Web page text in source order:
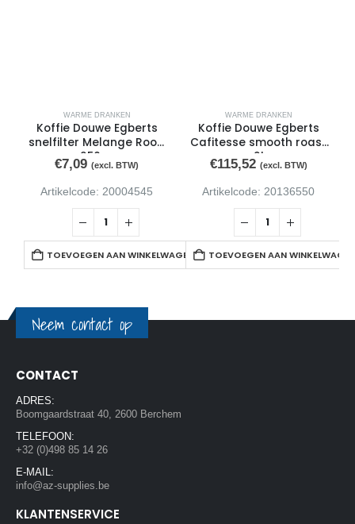
WARME DRANKEN
Koffie Douwe Egberts
snelfilter Melange Rood
250gr
€7,09 (excl. BTW)
Artikelcode: 20004545
TOEVOEGEN AAN WINKELWAGEN
WARME DRANKEN
Koffie Douwe Egberts
Cafitesse smooth roast
2l
€115,52 (excl. BTW)
Artikelcode: 20136550
TOEVOEGEN AAN
Neem contact op
CONTACT
ADRES:
Boomgaardstraat 40, 2600 Berchem
TELEFOON:
+32 (0)498 85 14 26
E-MAIL:
info@az-supplies.be
KLANTENSERVICE